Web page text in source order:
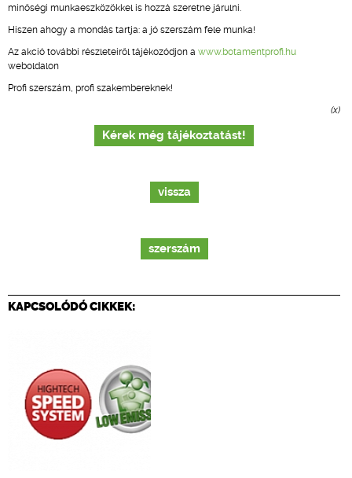
minőségi munkaeszközökkel is hozzá szeretne járulni.
Hiszen ahogy a mondás tartja: a jó szerszám fele munka!
Az akció további részleteiről tájékozódjon a www.botamentprofi.hu
weboldalon
Profi szerszám, profi szakembereknek!
(x)
Kérek még tájékoztatást!
vissza
szerszám
KAPCSOLÓDÓ CIKKEK: